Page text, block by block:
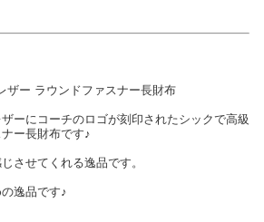
ザー ラウンドファスナー長財布
ーにコーチのロゴが刻印されたシックで高級
ー長財布です♪
させてくれる逸品です。
逸品です♪